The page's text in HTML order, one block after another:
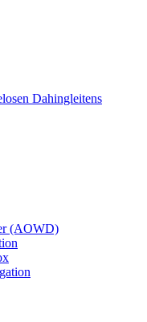
Dahingleitens
(AOWD)